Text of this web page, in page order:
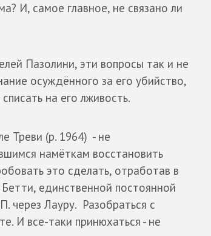
И, самое главное, не связано ли
Пазолини, эти вопросы так и не
осуждённого за его убийство,
на его лживость.
Треви (р. 1964) - не
намёткам восстановить
это сделать, отработав в
единственной постоянной
через Лауру. Разобраться с
И все-таки принюхаться - не